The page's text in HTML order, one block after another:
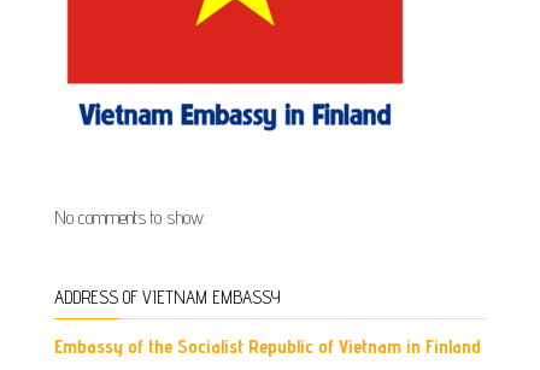
No comments to show.
ADDRESS OF VIETNAM EMBASSY
Embassy of the Socialist Republic of Vietnam in Finland